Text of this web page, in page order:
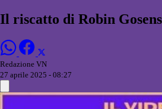
Il riscatto di Robin Gosens
Redazione VN
27 aprile 2025 - 08:27